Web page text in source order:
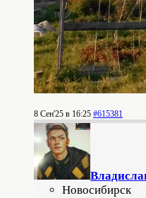
8 Сен'25 в 16:25 #615381
Новосибирск